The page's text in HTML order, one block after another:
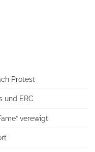
Protest
und ERC
verewigt